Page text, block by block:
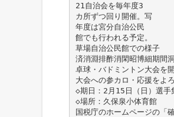
21自治会を毎年度3
カ所ずつ回り開催。写
年度は宮分自治公民
館でも行われる予定。
草場自治公民館での様子
済消淵排酢消閑昭博細期間
卓球・バドミントン大会を
大会への参カロ・応援をよ
◇期日：2月15日（日）選手
◇場所：久保泉小体育館
国税庁のホームページの「